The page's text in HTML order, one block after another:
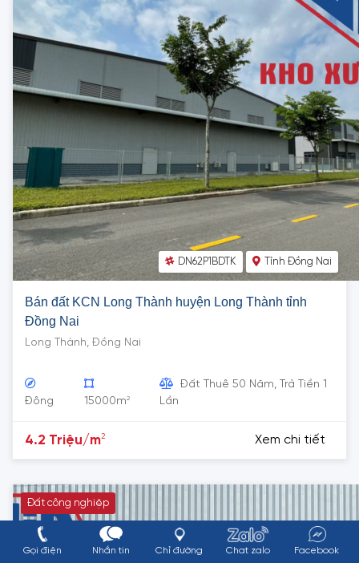
DN62P1BDTK Tỉnh Đồng Nai
Bán đất KCN Long Thành huyện Long Thành tỉnh
Đồng Nai
Long Thành, Đồng Nai
Đông 15000m2
Đất Thuê 50 Năm, Trả Tiền 1
Lần
4.2 Triệu/m2 Xem chi tiết
Đất công nghiệp
Gọi điện Nhắn tin Chỉ đường Chat zalo Facebook